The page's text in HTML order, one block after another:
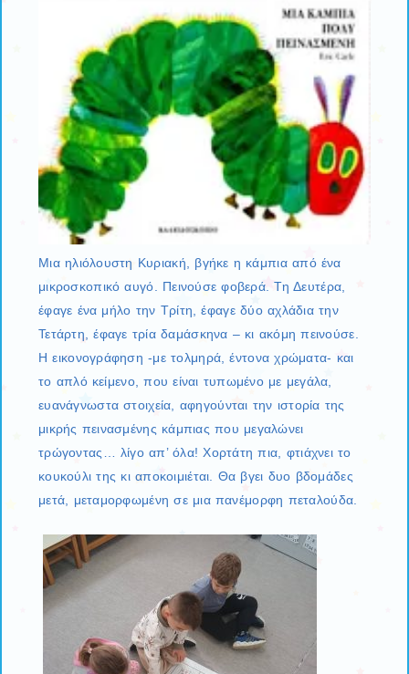
Μια ηλιόλουστη Κυριακή, βγήκε η κάμπια από ένα
μικροσκοπικό αυγό. Πεινούσε φοβερά. Τη Δευτέρα,
έφαγε ένα μήλο την Τρίτη, έφαγε δύο αχλάδια την
Τετάρτη, έφαγε τρία δαμάσκηνα – κι ακόμη πεινούσε.
Η εικονογράφηση -με τολμηρά, έντονα χρώματα- και
το απλό κείμενο, που είναι τυπωμένο με μεγάλα,
ευανάγνωστα στοιχεία, αφηγούνται την ιστορία της
μικρής πεινασμένης κάμπιας που μεγαλώνει
τρώγοντας… λίγο απ’ όλα! Χορτάτη πια, φτιάχνει το
κουκούλι της κι αποκοιμιέται. Θα βγει δυο βδομάδες
μετά, μεταμορφωμένη σε μια πανέμορφη πεταλούδα.